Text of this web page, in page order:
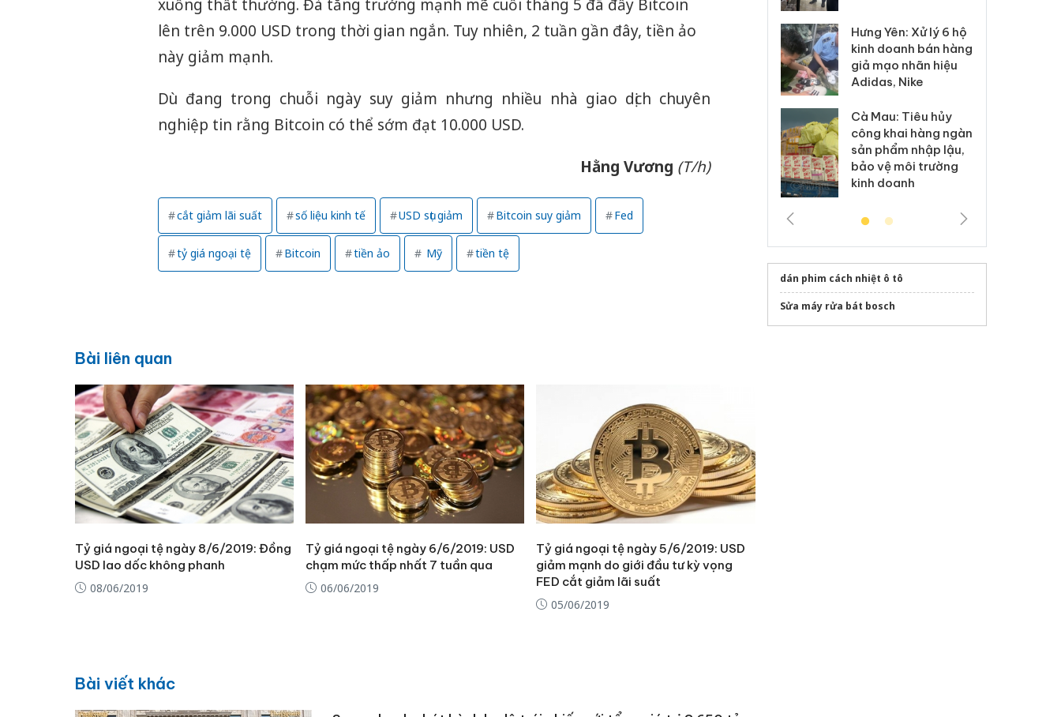
xuống thất thường. Đà tăng trưởng mạnh mẽ cuối tháng 5 đã đẩy Bitcoin
lên trên 9.000 USD trong thời gian ngắn. Tuy nhiên, 2 tuần gần đây, tiền ảo
này giảm mạnh.
Dù đang trong chuỗi ngày suy giảm nhưng nhiều nhà giao dịch chuyên
nghiệp tin rằng Bitcoin có thể sớm đạt 10.000 USD.
Hằng Vương (T/h)
cắt giảm lãi suất số liệu kinh tế USD sụt giảm Bitcoin suy giảm Fed
tỷ giá ngoại tệ Bitcoin tiền ảo Mỹ tiền tệ
Bài liên quan
Tỷ giá ngoại tệ ngày 8/6/2019: Đồng
USD lao dốc không phanh
08/06/2019
Tỷ giá ngoại tệ ngày 6/6/2019: USD
chạm mức thấp nhất 7 tuần qua
06/06/2019
Tỷ giá ngoại tệ ngày 5/6/2019: USD
giảm mạnh do giới đầu tư kỳ vọng
FED cắt giảm lãi suất
05/06/2019
Bài viết khác
Thanh Hóa: Tìm bị
Quốc ra đầu thú
Hưng Yên: Xử lý 6 hộ
kinh doanh bán hàng
giả mạo nhãn hiệu
Adidas, Nike
Cà Mau: Tiêu hủy
công khai hàng ngàn
sản phẩm nhập lậu,
bảo vệ môi trường
kinh doanh
dán phim cách nhiệt ô tô
Sửa máy rửa bát bosch